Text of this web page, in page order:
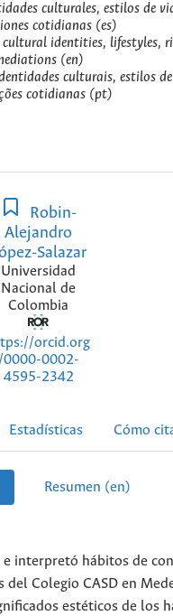
culturales, estilos de
cotidianas (es)
identities, lifestyles,
(en)
culturais, estilos
cotidianas (pt)
Robin-
Alejandro
Salazar
Universidad
Nacional de
Colombia
orcid.org
/0000-0002-
4595-2342
Estadísticas Cómo
Resumen (en)
interpretó hábitos de
Colegio CASD en
estéticos de los